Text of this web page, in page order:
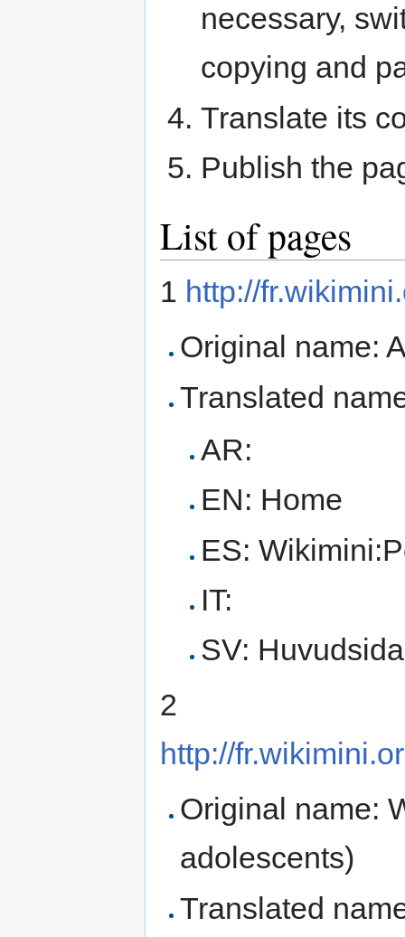
necessary,
copying and
Translate its
Publish the
List of pages
1 http://
Original name:
Translated
AR:
EN: Home
ES:
IT:
SV: Huvudsida
2
http://
Original name:
adolescents)
Translated